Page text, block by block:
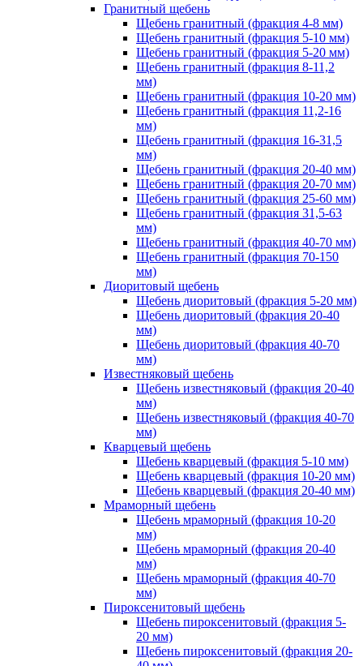
Гранитный щебень
Щебень гранитный (фракция 4-8 мм)
Щебень гранитный (фракция 5-10 мм)
Щебень гранитный (фракция 5-20 мм)
Щебень гранитный (фракция 8-11,2
мм)
Щебень гранитный (фракция 10-20 мм)
Щебень гранитный (фракция 11,2-16
мм)
Щебень гранитный (фракция 16-31,5
мм)
Щебень гранитный (фракция 20-40 мм)
Щебень гранитный (фракция 20-70 мм)
Щебень гранитный (фракция 25-60 мм)
Щебень гранитный (фракция 31,5-63
мм)
Щебень гранитный (фракция 40-70 мм)
Щебень гранитный (фракция 70-150
мм)
Диоритовый щебень
Щебень диоритовый (фракция 5-20 мм)
Щебень диоритовый (фракция 20-40
мм)
Щебень диоритовый (фракция 40-70
мм)
Известняковый щебень
Щебень известняковый (фракция 20-40
мм)
Щебень известняковый (фракция 40-70
мм)
Кварцевый щебень
Щебень кварцевый (фракция 5-10 мм)
Щебень кварцевый (фракция 10-20 мм)
Щебень кварцевый (фракция 20-40 мм)
Мраморный щебень
Щебень мраморный (фракция 10-20
мм)
Щебень мраморный (фракция 20-40
мм)
Щебень мраморный (фракция 40-70
мм)
Пироксенитовый щебень
Щебень пироксенитовый (фракция 5-
20 мм)
Щебень пироксенитовый (фракция 20-